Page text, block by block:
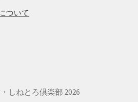
ついて
しねとろ倶楽部 2026